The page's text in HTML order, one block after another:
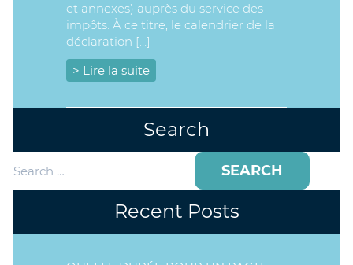
et annexes) auprès du service des
impôts. À ce titre, le calendrier de la
déclaration […]
> Lire la suite
Search
for:
Recent Posts